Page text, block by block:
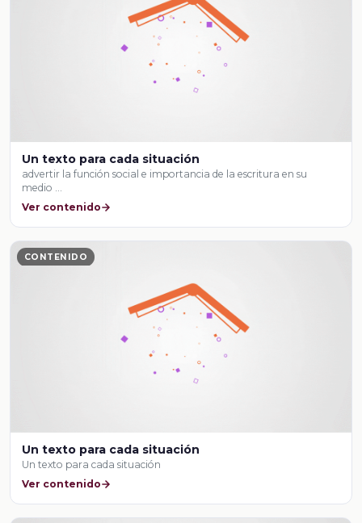
Un texto para cada situación
advertir la función social e importancia de la escritura en su
medio …
Ver contenido
CONTENIDO
Un texto para cada situación
Un texto para cada situación
Ver contenido